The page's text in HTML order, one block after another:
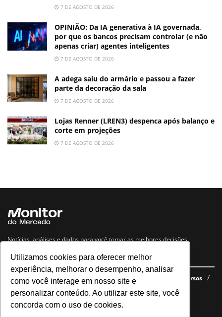
Utilizamos cookies para oferecer melhor
experiência, melhorar o desempenho, analisar
como você interage em nosso site e
personalizar conteúdo. Ao utilizar este site, você
concorda com o uso de cookies.
7 DE AGOSTO DE 2026
OPINIÃO: Da IA generativa à IA governada,
por que os bancos precisam controlar (e não
apenas criar) agentes inteligentes
7 DE AGOSTO DE 2026
A adega saiu do armário e passou a fazer
parte da decoração da sala
7 DE AGOSTO DE 2026
Lojas Renner (LREN3) despenca após balanço e
corte em projeções
7 DE AGOSTO DE 2026
Notícias, análises e dados para você tomar as melhores decisões.
Navegue no site
Últimas notícias Quem somos E-books gratuitos
Cursos
Política de privacidade